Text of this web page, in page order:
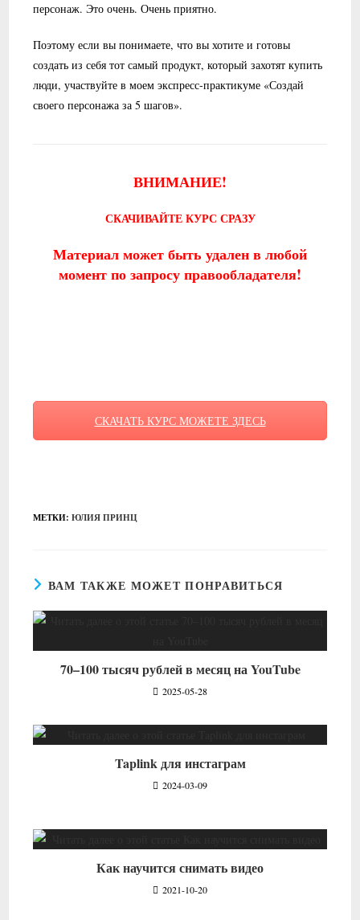
персонаж. Это очень. Очень приятно.
Поэтому если вы понимаете, что вы хотите и готовы
создать из себя тот самый продукт, который захотят купить
люди, участвуйте в моем экспресс-практикуме «Создай
своего персонажа за 5 шагов».
ВНИМАНИЕ!
СКАЧИВАЙТЕ КУРС СРАЗУ
Материал может быть удален в любой
момент по запросу правообладателя!
СКАЧАТЬ КУРС МОЖЕТЕ ЗДЕСЬ
МЕТКИ:ЮЛИЯ ПРИНЦ
ВАМ ТАКЖЕ МОЖЕТ ПОНРАВИТЬСЯ
70–100 тысяч рублей в месяц на YouTube
2025-05-28
Taplink для инстаграм
2024-03-09
Как научится снимать видео
2021-10-20